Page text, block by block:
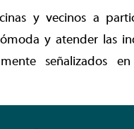
y vecinos a
y atender las
señalizados en